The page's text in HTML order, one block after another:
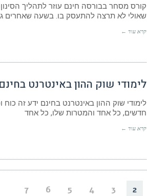
קורס מסחר בבורסה חינם עוזר לתהליך
שאולי לא תרצה להתעסק בו. בשעה שאחרים
קרא עוד ←
לימודי שוק ההון באינטרנט בחינם
לימודי שוק ההון באינטרנט בחינם ידע זה כוח
חדשים, כל אחד והמטרות שלו, כל אחד
קרא עוד ←
2
3
4
5
6
7